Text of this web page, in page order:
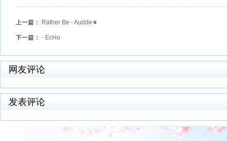
上一篇： Rather Be - Audde★
下一篇： - EcHo
网友评论
发表评论